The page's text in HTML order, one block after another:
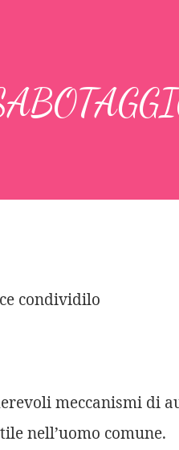
condividilo
meccanismi di
nell’uomo comune.